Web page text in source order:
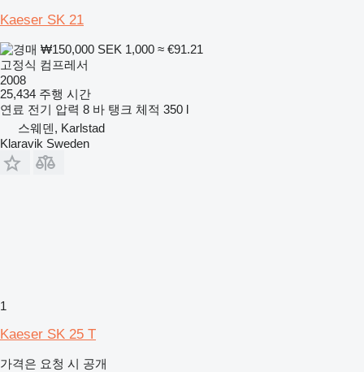
Kaeser SK 21
₩150,000 SEK 1,000 ≈ €91.21
고정식 컴프레서
2008
25,434 주행 시간
연료 전기 압력 8 바 탱크 체적 350 l
스웨덴, Karlstad
Klaravik Sweden
1
Kaeser SK 25 T
가격은 요청 시 공개